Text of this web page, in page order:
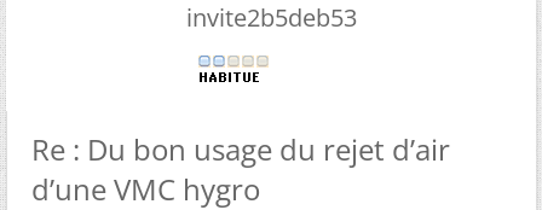
invite2b5deb53
Re : Du bon usage du rejet d’air
d’une VMC hygro